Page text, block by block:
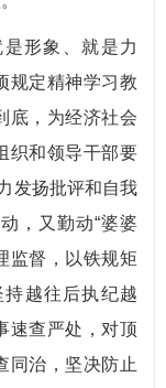
形象、就是力
规定精神学习教
底，为经济社会
织和领导干部要
发扬批评和自我
，又勤动“婆婆
监督，以铁规矩
越往后执纪越
速查严处，对顶
同治，坚决防止